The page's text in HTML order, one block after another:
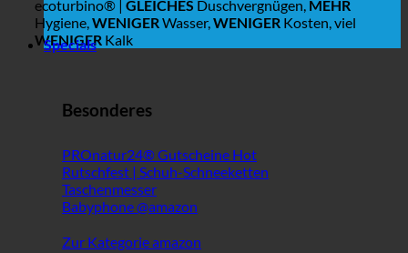
ecoturbino® | GLEICHES Duschvergnügen, MEHR
Hygiene,WENIGERWasser,WENIGER Kosten, viel
WENIGER Kalk
Specials
Besonderes
PROnatur24® Gutscheine
Rutschfest | Schuh-Schneeketten
Taschenmesser
Babyphone @amazon
Zur Kategorie amazon